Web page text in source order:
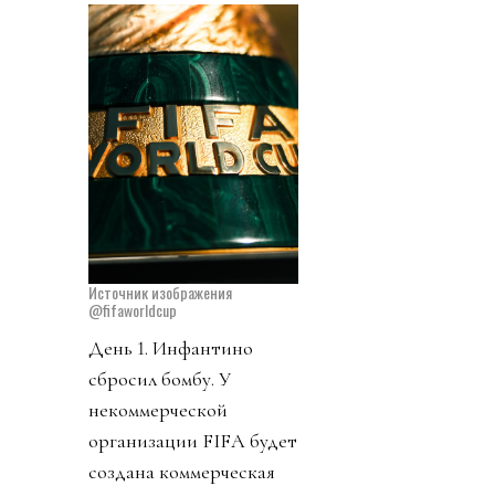
Источник изображения
@fifaworldcup
День 1. Инфантино
сбросил бомбу. У
некоммерческой
организации FIFA будет
создана коммерческая